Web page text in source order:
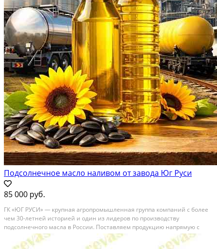
Подсолнечное масло наливом от завода Юг Руси
85 000 руб.
ГК «ЮГ РУСИ» — крупная агропромышленная группа компаний с более
чем 30-летней историей и один из лидеров по производству
подсолнечного масла в России. Поставляем продукцию напрямую с
завода без посредников, гарантируя стабильные объёмы, прозрачные
условия и контроль качества на каждом этапе....